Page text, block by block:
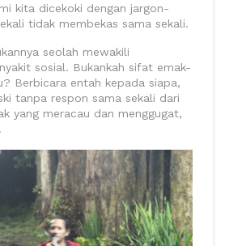
kita dicekoki dengan jargon-
tidak membekas sama sekali.
seolah mewakili
sosial. Bukankah sifat emak-
Berbicara entah kepada siapa,
tanpa respon sama sekali dari
yang meracau dan menggugat,